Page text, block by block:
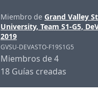
Miembro de Grand Valley
University, Team S1-G5,
2019
GVSU-DEVASTO-F19S1G5
Miembros de 4
18 Guías creadas